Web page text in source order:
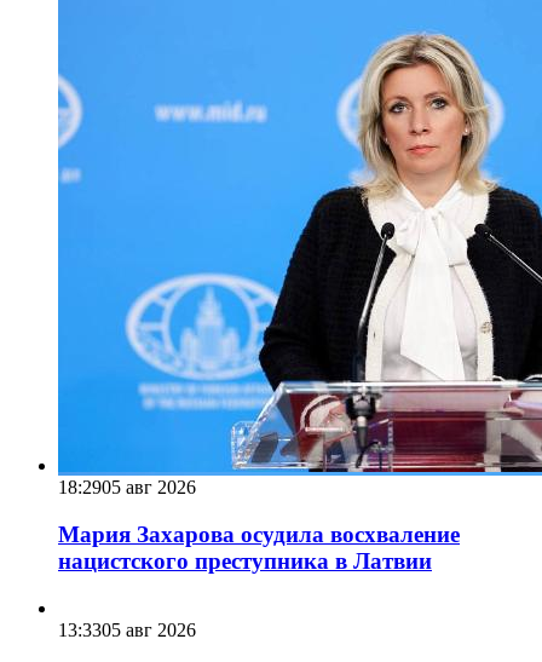
18:2905 авг 2026
Мария Захарова осудила восхваление
нацистского преступника в Латвии
13:3305 авг 2026